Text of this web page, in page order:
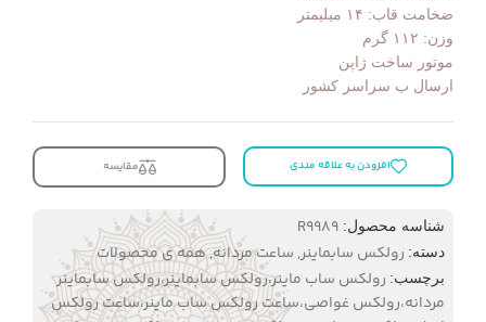
ضخامت قاب: ۱۴ میلیمتر
وزن: ۱۱۲ گرم
موتور ساخت ژاپن
ارسال ب سراسر کشور
افزودن به علاقه مندی مقایسه
شناسه محصول: R9989
دسته: رولکس سابماینر, ساعت مردانه,همه ی محصولات
برچسب: رولکس ساب ماینر،رولکس سابماینر،رولکس سابماینر
مردانه،رولکس غواصی،ساعت رولکس ساب ماینر،ساعت رولکس